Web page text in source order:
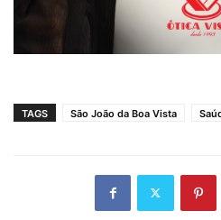
TAGS São João da Boa Vista